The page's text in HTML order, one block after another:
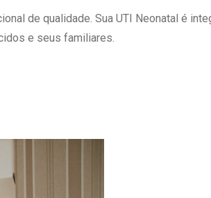
Ambulatório Digital de
de qualidade. Sua UTI Neonatal é
e seus familiares.